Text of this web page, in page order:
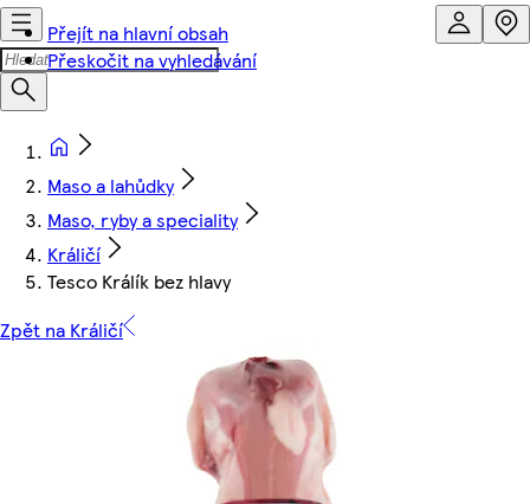
Přejít na hlavní obsah
Přeskočit na vyhledávání
Maso a lahůdky
Maso, ryby a speciality
Králičí
Tesco Králík bez hlavy
Zpět na Králičí